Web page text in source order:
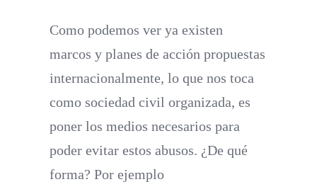
Como podemos ver ya existen
marcos y planes de acción propuestas
internacionalmente, lo que nos toca
como sociedad civil organizada, es
poner los medios necesarios para
poder evitar estos abusos. ¿De qué
forma? Por ejemplo